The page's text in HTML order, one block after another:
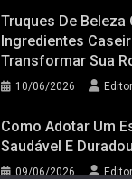
Truques De Beleza
Ingredientes
Transformar Sua
10/06/2026
Como Adotar Um
Saudável E
09/06/2026